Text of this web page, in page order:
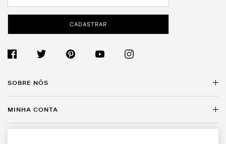
CADASTRAR
SOBRE NÓS
Encontre uma Loja
MINHA CONTA